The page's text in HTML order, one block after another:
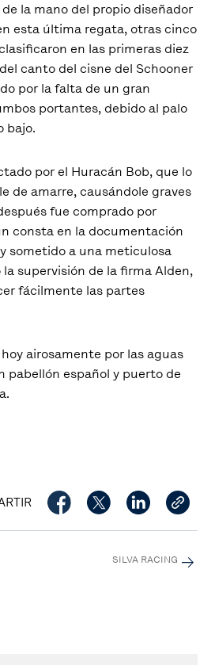
de la mano del propio diseñador
esta última regata, otras cinco
en las primeras diez
canto del cisne del Schooner
por la falta de un gran
portantes, debido al palo
bajo.
por el Huracán Bob, que lo
de amarre, causándole graves
fue comprado por
consta en la documentación
sometido a una meticulosa
supervisión de la firma Alden,
fácilmente las partes
airosamente por las aguas
pabellón español y puerto de
SILVA RACING